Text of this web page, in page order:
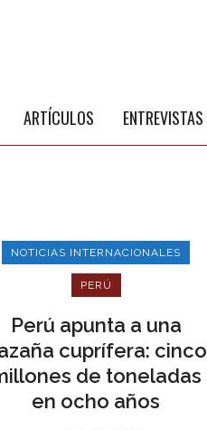
ARTÍCULOS ENTREVISTAS
NOTICIAS INTERNACIONALES
PERÚ
Perú apunta a una
cuprífera: cinco
de toneladas
en ocho años